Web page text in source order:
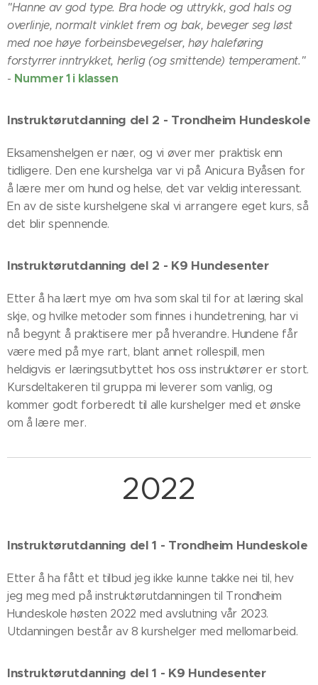
"Hanne av god type. Bra hode og uttrykk, god hals og
overlinje, normalt vinklet frem og bak, beveger seg løst
med noe høye forbeinsbevegelser, høy haleføring
forstyrrer inntrykket, herlig (og smittende) temperament."
- Nummer 1 i klassen
Instruktørutdanning del 2 - Trondheim Hundeskole
Eksamenshelgen er nær, og vi øver mer praktisk enn
tidligere. Den ene kurshelga var vi på Anicura Byåsen for
å lære mer om hund og helse, det var veldig interessant.
En av de siste kurshelgene skal vi arrangere eget kurs, så
det blir spennende.
Instruktørutdanning del 2 - K9 Hundesenter
Etter å ha lært mye om hva som skal til for at læring skal
skje, og hvilke metoder som finnes i hundetrening, har vi
nå begynt å praktisere mer på hverandre. Hundene får
være med på mye rart, blant annet rollespill, men
heldigvis er læringsutbyttet hos oss instruktører er stort.
Kursdeltakeren til gruppa mi leverer som vanlig, og
kommer godt forberedt til alle kurshelger med et ønske
om å lære mer.
2022
Instruktørutdanning del 1 - Trondheim Hundeskole
Etter å ha fått et tilbud jeg ikke kunne takke nei til, hev
jeg meg med på instruktørutdanningen til Trondheim
Hundeskole høsten 2022 med avslutning vår 2023.
Utdanningen består av 8 kurshelger med mellomarbeid.
Instruktørutdanning del 1 - K9 Hundesenter